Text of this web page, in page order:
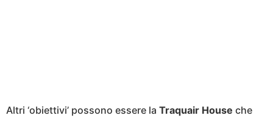
Altri ‘obiettivi’ possono essere la Traquair House che